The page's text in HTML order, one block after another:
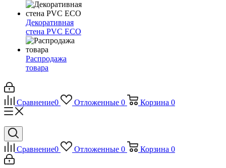
Декоративная
стена PVC ECO
Распродажа
товара
Сравнение0 Отложенные 0 Корзина 0
Сравнение0 Отложенные 0 Корзина 0